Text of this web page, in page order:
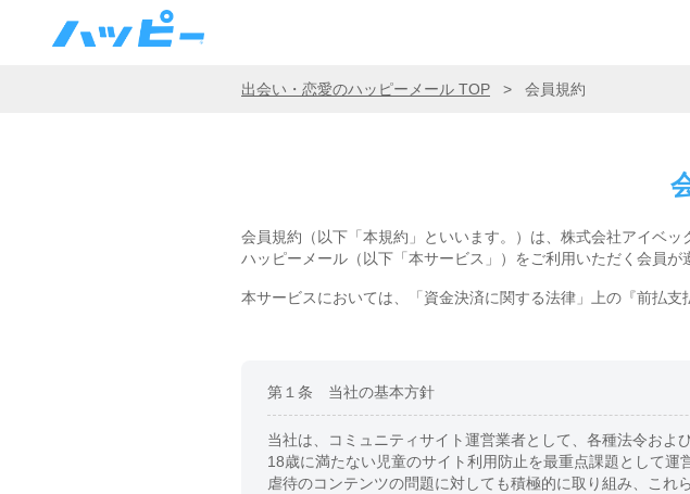
出会い・恋愛のハッピーメール TOP > 会員規約
会員規約（以下「本規約」といいます。）は、株式会社アイベ
ハッピーメール（以下「本サービス」）をご利用いただく会員が
本サービスにおいては、「資金決済に関する法律」上の『前払支
第１条 当社の基本方針
当社は、コミュニティサイト運営業者として、各種法令およ
18歳に満たない児童のサイト利用防止を最重点課題として
虐待のコンテンツの問題に対しても積極的に取り組み、こ